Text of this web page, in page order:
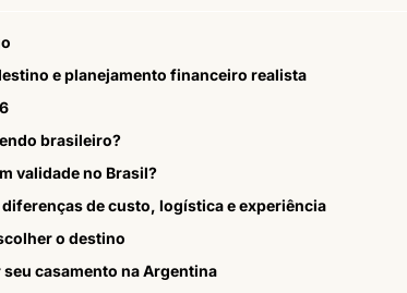
e planejamento financeiro realista
brasileiro?
validade no Brasil?
de custo, logística e experiência
o destino
casamento na Argentina